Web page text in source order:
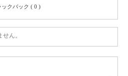
ックバック ( 0 )
ん。